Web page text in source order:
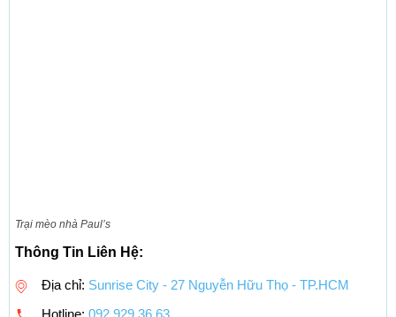
Trại mèo nhà Paul’s
Thông Tin Liên Hệ:
Địa chỉ: Sunrise City - 27 Nguyễn Hữu Thọ - TP.HCM
Hotline: 092 929 36 63